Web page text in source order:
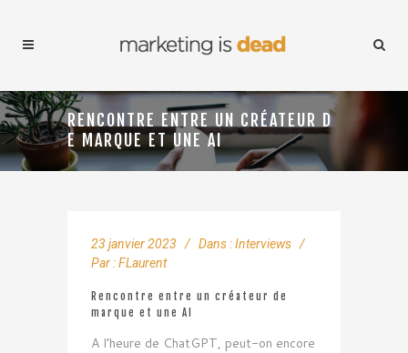
RENCONTRE ENTRE UN CRÉATEUR D
E MARQUE ET UNE AI
23 janvier 2023 Dans :Interviews
Par :FLaurent
Rencontre entre un créateur de
marque et une AI
A l’heure de ChatGPT, peut-on encore